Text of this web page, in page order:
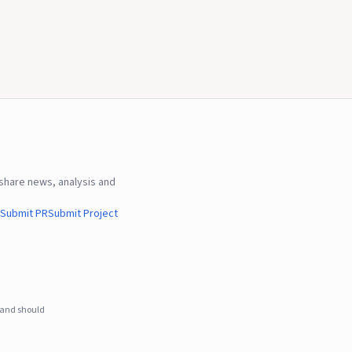
news, analysis and
Submit PRSubmit Project
should